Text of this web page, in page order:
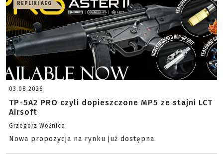
REPLIKI AEG
03.08.2026
TP-5A2 PRO czyli dopieszczone MP5 ze stajni LCT
Airsoft
Grzegorz Woźnica
Nowa propozycja na rynku już dostępna.